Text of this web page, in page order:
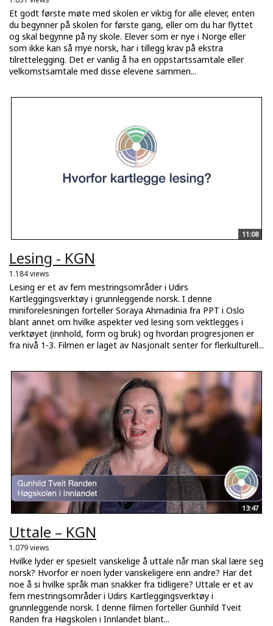
Et godt første møte med skolen er viktig for alle elever, enten
du begynner på skolen for første gang, eller om du har flyttet
og skal begynne på ny skole. Elever som er nye i Norge eller
som ikke kan så mye norsk, har i tillegg krav på ekstra
tilrettelegging. Det er vanlig å ha en oppstartssamtale eller
velkomstsamtale med disse elevene sammen...
11:08
Lesing - KGN
1.184 views
Lesing er et av fem mestringsområder i Udirs
Kartleggingsverktøy i grunnleggende norsk. I denne
miniforelesningen forteller Soraya Ahmadinia fra PPT i Oslo
blant annet om hvilke aspekter ved lesing som vektlegges i
verktøyet (innhold, form og bruk) og hvordan progresjonen er
fra nivå 1-3. Filmen er laget av Nasjonalt senter for flerkulturell...
13:47
Uttale – KGN
1.079 views
Hvilke lyder er spesielt vanskelige å uttale når man skal lære seg
norsk? Hvorfor er noen lyder vanskeligere enn andre? Har det
noe å si hvilke språk man snakker fra tidligere? Uttale er et av
fem mestringsområder i Udirs Kartleggingsverktøy i
grunnleggende norsk. I denne filmen forteller Gunhild Tveit
Randen fra Høgskolen i Innlandet blant...